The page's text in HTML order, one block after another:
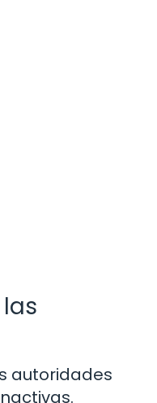
autoridades